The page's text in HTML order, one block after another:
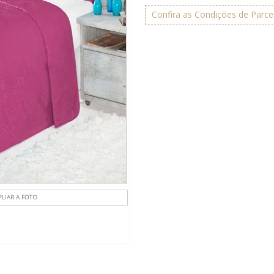
Confira as Condições de